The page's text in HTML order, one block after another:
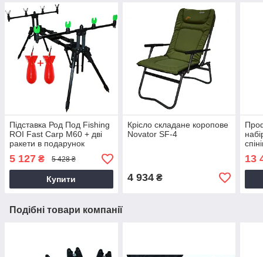
Підставка Род Под Fishing
ROI Fast Carp M60 + дві
ракети в подарунок
5 127 ₴ 5 428 ₴
Купити
Крісло складане коропове
Novator SF-4
4 934₴
13
Подібні товари компанії